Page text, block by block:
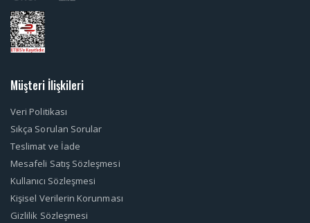
Müşteri İlişkileri
Veri Politikası
Sıkça Sorulan Sorular
Teslimat ve İade
Mesafeli Satış Sözleşmesi
Kullanıcı Sözleşmesi
Kişisel Verilerin Korunması
Gizlilik Sözleşmesi